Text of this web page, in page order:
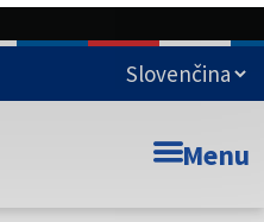
Prešovského
Menu